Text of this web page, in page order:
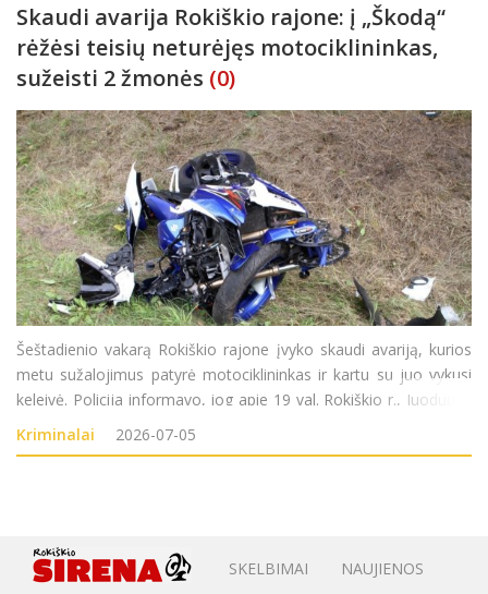
Skaudi avarija Rokiškio rajone: į „Škodą“
rėžėsi teisių neturėjęs motociklininkas,
sužeisti 2 žmonės (0)
Šeštadienio vakarą Rokiškio rajone įvyko skaudi avariją, kurios
metu sužalojimus patyrė motociklininkas ir kartu su juo vykusi
keleivė. Policija informavo, jog apie 19 val. Rokiškio r., Juodupės
sen., vietinės reikšmės žvyruotame kelyje Didsodė– Vaidlėnai, 2
Kriminalai 2026-07-05
SKELBIMAI NAUJIENOS